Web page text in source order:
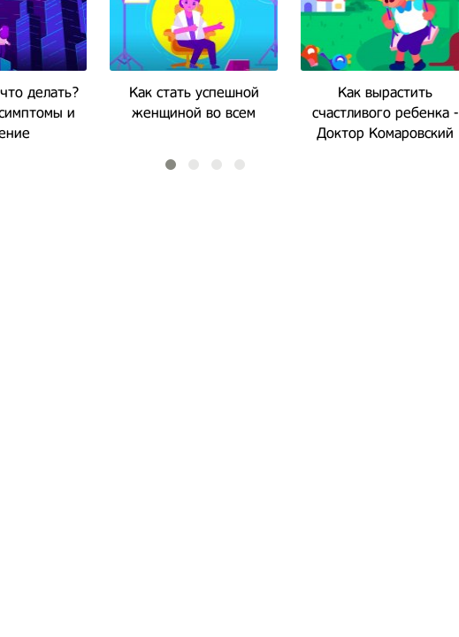
делать?
и
Как стать успешной
женщиной во всем
Как вырастить
счастливого ребенка -
Доктор Комаровский